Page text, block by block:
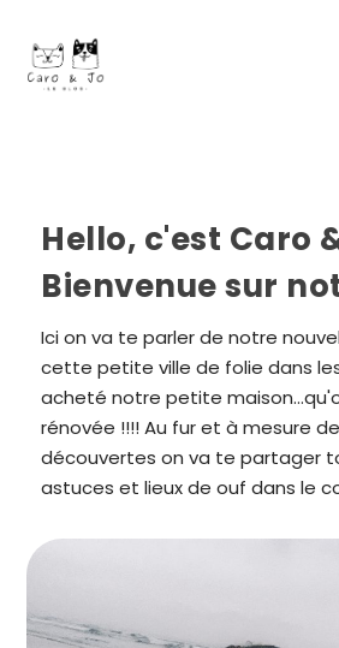
Hello, c'est Caro
Bienvenue sur
Ici on va te parler de notre
cette petite ville de folie dans
acheté notre petite
rénovée !!!! Au fur et à mesure
découvertes on va te partager
astuces et lieux de ouf dans le